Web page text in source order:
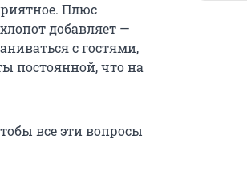
Плюс
добавляет —
с гостями,
постоянной, что на
все эти вопросы